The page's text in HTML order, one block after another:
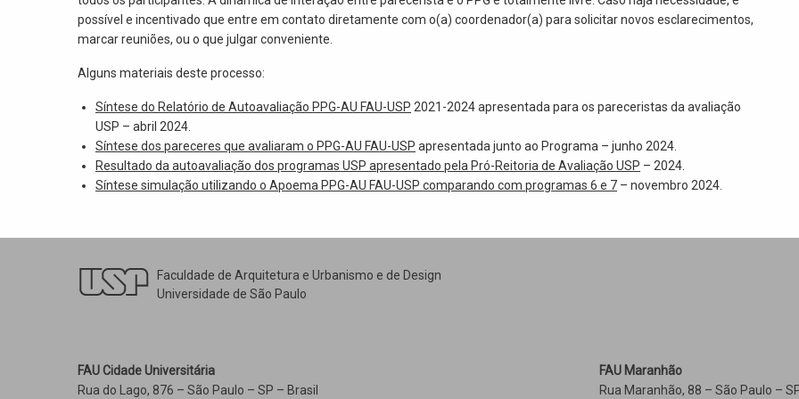
possível e incentivado que entre em contato diretamente com o(a) coordenador(a) para solicitar novos esclarecimentos,
marcar reuniões, ou o que julgar conveniente.
Alguns materiais deste processo:
Síntese do Relatório de Autoavaliação PPG-AU FAU-USP 2021-2024 apresentada para os pareceristas da avaliação
USP – abril 2024.
Síntese dos pareceres que avaliaram o PPG-AU FAU-USP apresentada junto ao Programa – junho 2024.
Resultado da autoavaliação dos programas USP apresentado pela Pró-Reitoria de Avaliação USP – 2024.
Síntese simulação utilizando o Apoema PPG-AU FAU-USP comparando com programas 6 e 7 – novembro 2024.
Faculdade de Arquitetura e Urbanismo e de Design
Universidade de São Paulo
FAU Cidade Universitária
Rua do Lago, 876 – São Paulo – SP – Brasil
FAU Maranhão
Rua Maranhão, 88 – São Paulo –